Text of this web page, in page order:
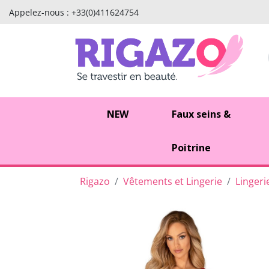
Appelez-nous : +33(0)411624754
NEW Faux seins &
Poitrine
Rigazo Vêtements et Lingerie